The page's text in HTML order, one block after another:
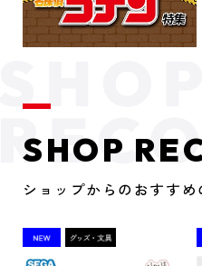
SHOP
ショップからのおすすめ